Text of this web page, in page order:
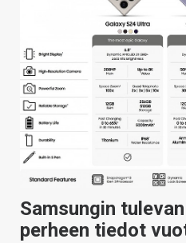
Samsungin
perheen tiedot